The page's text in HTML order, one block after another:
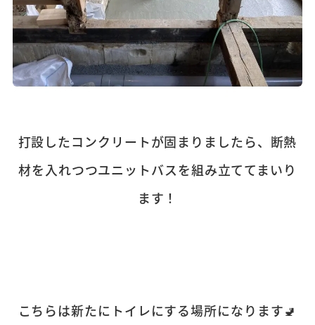
打設したコンクリートが固まりましたら、断熱
材を入れつつユニットバスを組み立ててまいり
ます！
こちらは新たにトイレにする場所になります🚽